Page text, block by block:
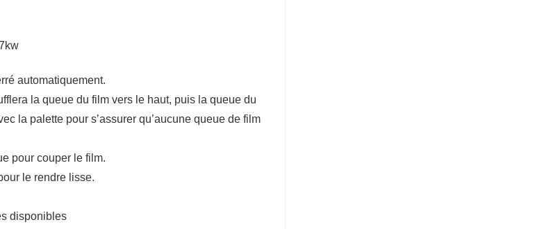
automatiquement.
la queue du film vers le haut, puis la queue du
la palette pour s’assurer qu’aucune queue de film
pour couper le film.
le rendre lisse.
disponibles